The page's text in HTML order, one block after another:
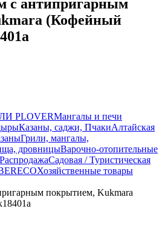
с антипригарным
(Кофейный
PLOVERМангалы и печи
Казаны, саджи, ПчакиАлтайская
Грили, мангалы,
дровницыВарочно-отопительные
РаспродажаСадовая / Туристическая
Хозяйственные товары
покрытием, Kukmara